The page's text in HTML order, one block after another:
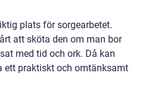
plats för sorgearbetet.
att sköta den om man bor
med tid och ork. Då kan
ett praktiskt och omtänksamt